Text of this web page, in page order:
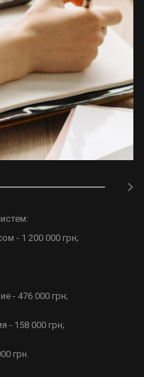
- 1 200 000 грн;
- 476 000 грн;
- 158 000 грн;
грн.